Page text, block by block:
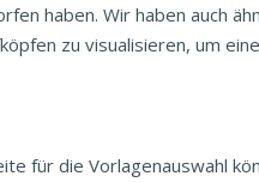
haben. Wir haben auch
zu visualisieren, um eine
für die Vorlagenauswahl